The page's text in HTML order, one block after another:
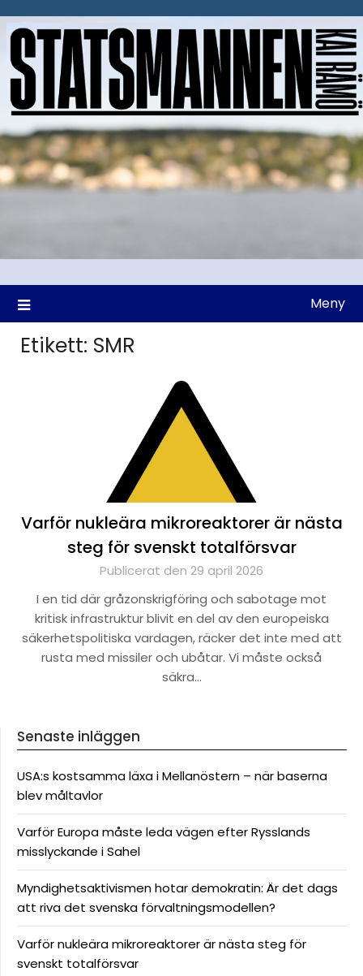
till
Meny
Etikett: SMR
Varför nukleära mikroreaktorer är nästa
steg för svenskt totalförsvar
Publicerat den 29 april 2026
I en tid där gråzonskrigföring och sabotage mot
kritisk infrastruktur blivit en del av den europeiska
säkerhetspolitiska vardagen, räcker det inte med att
rusta med missiler och ubåtar. Vi måste också
säkra…
Senaste inläggen
USA:s kostsamma läxa i Mellanöstern – när baserna
blev måltavlor
Varför Europa måste leda vägen efter Rysslands
misslyckande i Sahel
Myndighetsaktivismen hotar demokratin: Är det dags
att riva det svenska förvaltningsmodellen?
Varför nukleära mikroreaktorer är nästa steg för
svenskt totalförsvar